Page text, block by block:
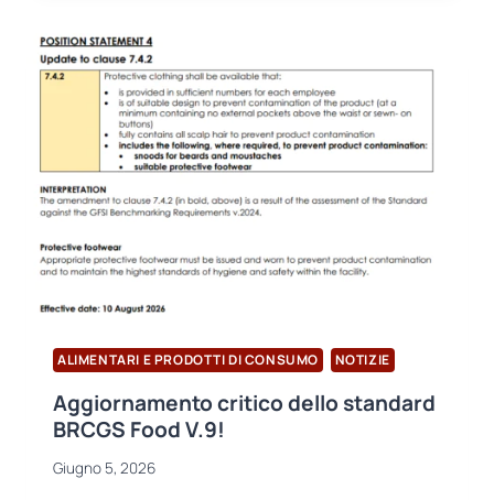
DEI
PRODOTTI
PRENDE
IL
VIA
IN
TURCHIA:
CERTIFICAZIONE
USB
CONFERENZA
APERTURA
AL
INTERNAZIONALE
ALIMENTARI E PRODOTTI DI CONSUMO NOTIZIE
Aggiornamento critico dello standard
BRCGS Food V.9!
Giugno 5, 2026